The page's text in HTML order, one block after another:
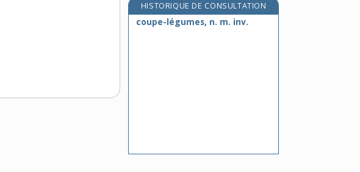
HISTORIQUE DE CONSULTATION
coupe-légumes, n. m. inv.